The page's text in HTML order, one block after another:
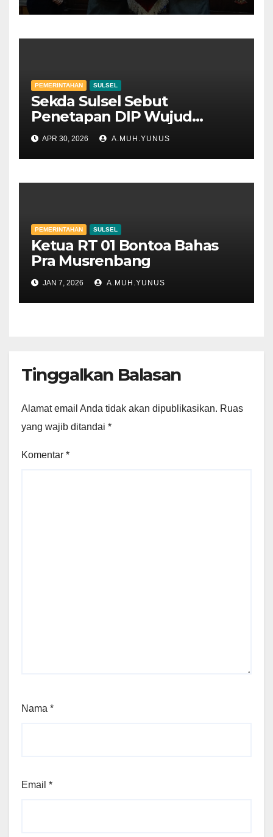
PEMERINTAHAN SULSEL
Sekda Sulsel Sebut
Penetapan DIP Wujud
Keterbukaan Informasi
APR 30, 2026 A.MUH.YUNUS
PEMERINTAHAN SULSEL
Ketua RT 01 Bontoa Bahas
Pra Musrenbang
JAN 7, 2026 A.MUH.YUNUS
Tinggalkan Balasan
Alamat email Anda tidak akan dipublikasikan. Ruas
yang wajib ditandai *
Komentar *
Nama *
Email *